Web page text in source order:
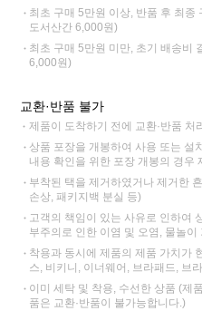
최초 구매 5만원 이상, 반품 후 최종
도서산간 6,000원)
최초 구매 5만원 미만, 초기 배송비
6,000원)
교환·반품 불가
제품이 도착하기 전에 교환·반품 처
상품 포장을 개봉하여 사용 또는 설
내용 확인을 위한 포장 개봉의 경우
부착된 택을 제거하였거나 제거한
손상, 패키지백 분실 등)
고객의 책임이 있는 사유로 인하여
부주의로 인한 이염 및 오염, 물놀
착용과 동시에 제품의 제품 가치가
스, 비키니, 이너웨어, 브라패드, 브
이미 세탁 및 착용, 수선한 상품 (제
품은 교환·반품이 불가능합니다.)